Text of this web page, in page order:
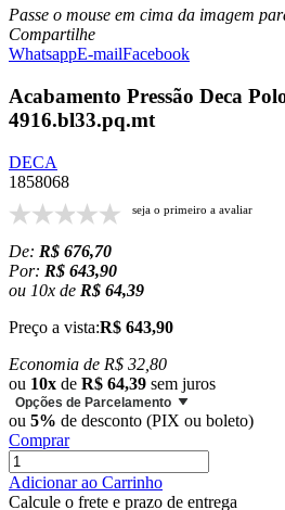
Passe o mouse em cima da imagem
Compartilhe
WhatsappE-mailFacebook
Acabamento Pressão Deca
4916.bl33.pq.mt
DECA
1858068
seja o primeiro a avaliar
De: R$ 676,70
Por: R$ 643,90
ou 10x de R$ 64,39
Preço a vista:R$ 643,90
Economia de R$ 32,80
ou 10x de R$ 64,39 sem juros
Opções de Parcelamento
ou 5% de desconto (PIX ou boleto)
Comprar
Adicionar ao Carrinho
Calcule o frete e prazo de entrega